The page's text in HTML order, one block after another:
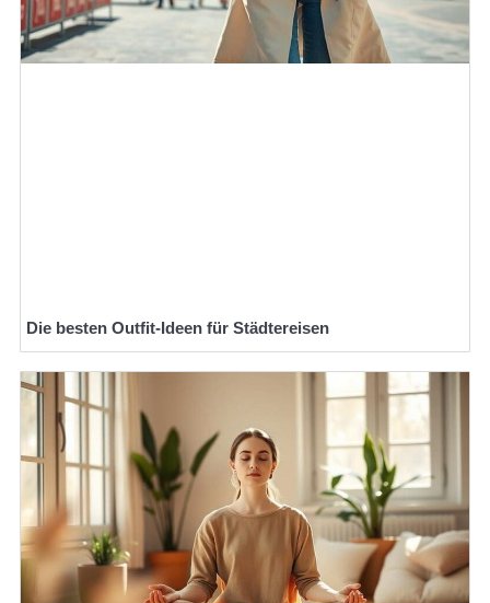
Die besten Outfit-Ideen für Städtereisen